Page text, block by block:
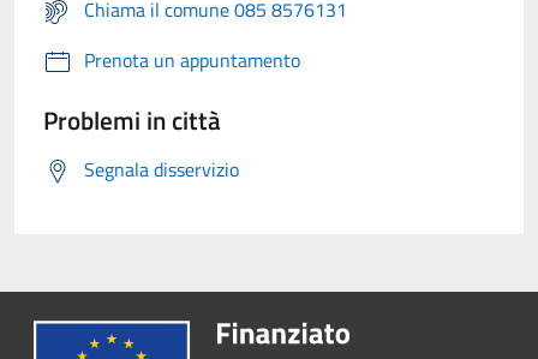
Chiama il comune 085 8576131
Prenota un appuntamento
Problemi in città
Segnala disservizio